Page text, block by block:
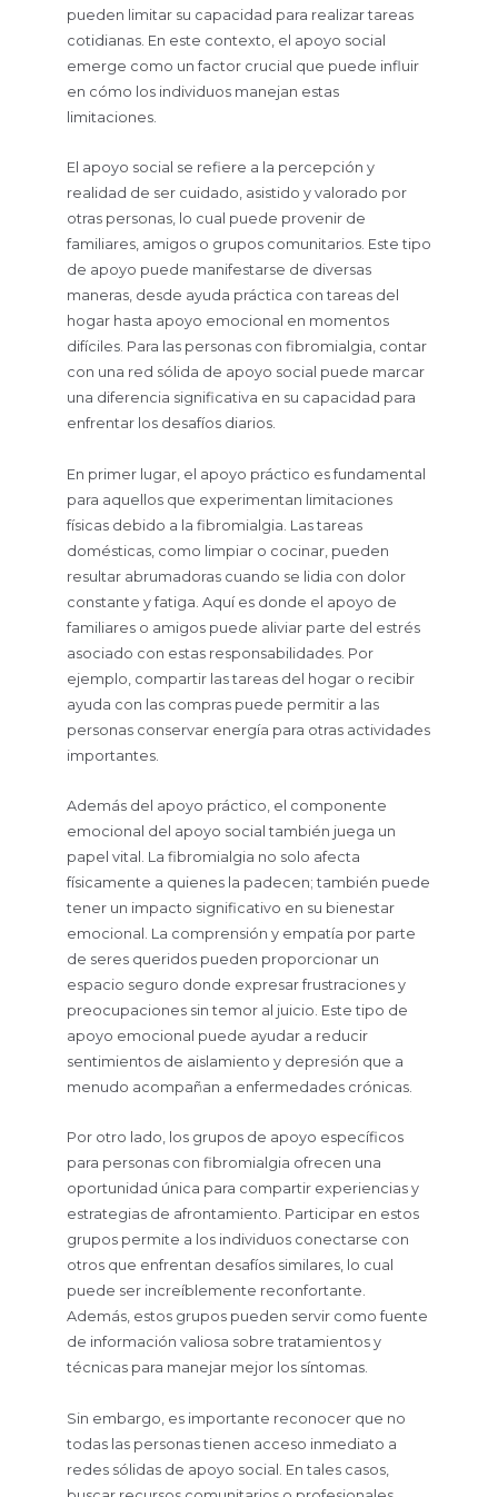
pueden limitar su capacidad para realizar tareas
cotidianas. En este contexto, el apoyo social
emerge como un factor crucial que puede influir
en cómo los individuos manejan estas
limitaciones.
El apoyo social se refiere a la percepción y
realidad de ser cuidado, asistido y valorado por
otras personas, lo cual puede provenir de
familiares, amigos o grupos comunitarios. Este tipo
de apoyo puede manifestarse de diversas
maneras, desde ayuda práctica con tareas del
hogar hasta apoyo emocional en momentos
difíciles. Para las personas con fibromialgia, contar
con una red sólida de apoyo social puede marcar
una diferencia significativa en su capacidad para
enfrentar los desafíos diarios.
En primer lugar, el apoyo práctico es fundamental
para aquellos que experimentan limitaciones
físicas debido a la fibromialgia. Las tareas
domésticas, como limpiar o cocinar, pueden
resultar abrumadoras cuando se lidia con dolor
constante y fatiga. Aquí es donde el apoyo de
familiares o amigos puede aliviar parte del estrés
asociado con estas responsabilidades. Por
ejemplo, compartir las tareas del hogar o recibir
ayuda con las compras puede permitir a las
personas conservar energía para otras actividades
importantes.
Además del apoyo práctico, el componente
emocional del apoyo social también juega un
papel vital. La fibromialgia no solo afecta
físicamente a quienes la padecen; también puede
tener un impacto significativo en su bienestar
emocional. La comprensión y empatía por parte
de seres queridos pueden proporcionar un
espacio seguro donde expresar frustraciones y
preocupaciones sin temor al juicio. Este tipo de
apoyo emocional puede ayudar a reducir
sentimientos de aislamiento y depresión que a
menudo acompañan a enfermedades crónicas.
Por otro lado, los grupos de apoyo específicos
para personas con fibromialgia ofrecen una
oportunidad única para compartir experiencias y
estrategias de afrontamiento. Participar en estos
grupos permite a los individuos conectarse con
otros que enfrentan desafíos similares, lo cual
puede ser increíblemente reconfortante.
Además, estos grupos pueden servir como fuente
de información valiosa sobre tratamientos y
técnicas para manejar mejor los síntomas.
Sin embargo, es importante reconocer que no
todas las personas tienen acceso inmediato a
redes sólidas de apoyo social. En tales casos,